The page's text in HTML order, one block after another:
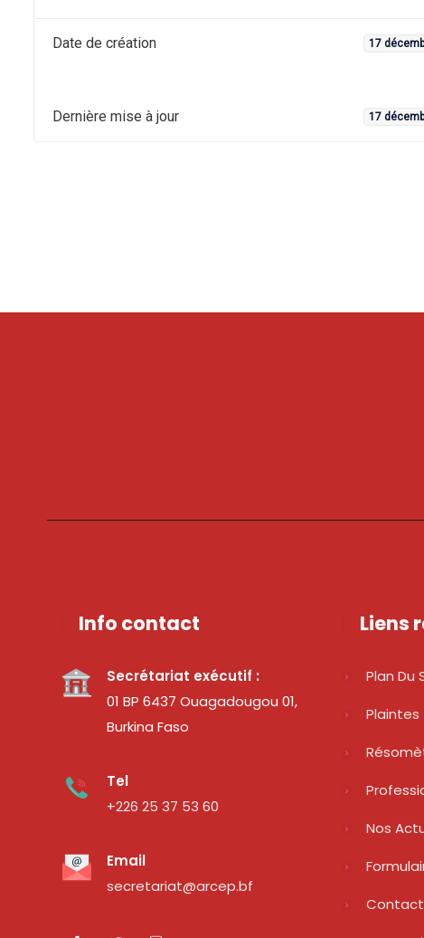
Date de création 17
Dernière mise à jour 17
Info contact
Secrétariat exécutif :
01 BP 6437 Ouagadougou 01,
Burkina Faso
Tel
+226 25 37 53 60
Email
secretariat@arcep.bf
Liens
Plan Du
Plaintes
Nos